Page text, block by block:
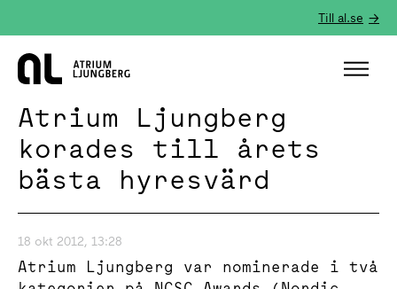
Till al.se
Hem
Atrium Ljungberg
korades till årets
bästa hyresvärd
18 okt 2012, 13:28
Atrium Ljungberg var nominerade i två